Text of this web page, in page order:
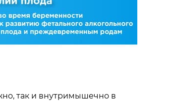
так и внутримышечно в